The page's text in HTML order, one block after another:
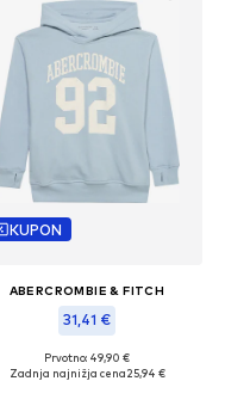
KUPON
ABERCROMBIE & FITCH
31,41 €
Na voljo v različnih velikostih
Prvotno: 49,90 €
Zadnja najnižja cena25,94 €